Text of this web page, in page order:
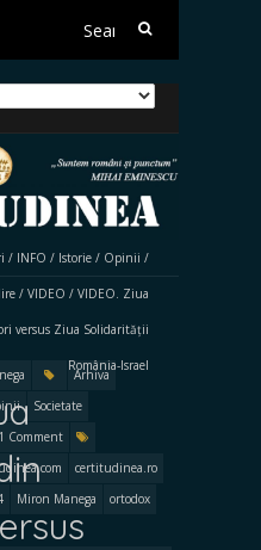
Search
/ INFO / Istorie / Opinii /
/ VIDEO / VIDEO. Ziua
versus Ziua Solidarității
România-Israel
Arhiva
Societate
1 Comment
certitudinea.ro
Miron Manega
ortodox